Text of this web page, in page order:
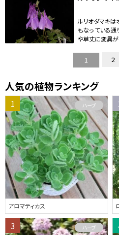
ルリオダマキ
もなっている通
や草丈に変異
1 2
人気の植物ランキング
アロマティカス
ハーブ
ハーブ